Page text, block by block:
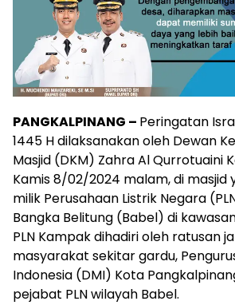
PANGKALPINANG – Peringatan
1445 H dilaksanakan oleh Dewan
Masjid (DKM) Zahra Al Qurrotuaini
Kamis 8/02/2024 malam, di masjid
milik Perusahaan Listrik Negara
Bangka Belitung (Babel) di
PLN Kampak dihadiri oleh ratusan
masyarakat sekitar gardu,
Indonesia (DMI) Kota
pejabat PLN wilayah Babel.